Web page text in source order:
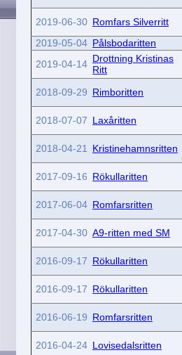
2019-06-30 Romfars Silverritt
2019-05-04 Pålsbodaritten
2019-04-14 Drottning Kristinas
Ritt
2018-09-29 Rimboritten
2018-07-07 Laxåritten
2018-04-21
Kristinehamnsritten
2017-09-16 Rökullaritten
2017-06-04 Romfarsritten
2017-04-30 A9-ritten med SM
2016-09-17 Rökullaritten
2016-09-17 Rökullaritten
2016-06-19 Romfarsritten
2016-04-24 Lovisedalsritten